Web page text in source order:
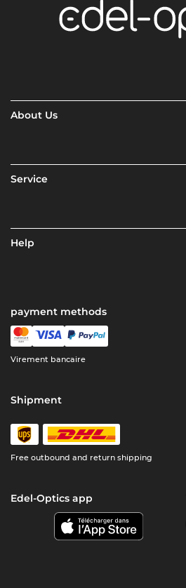
About Us
Service
Help
payment methods
Virement bancaire
Shipment
Free outbound and return shipping
Edel-Optics app